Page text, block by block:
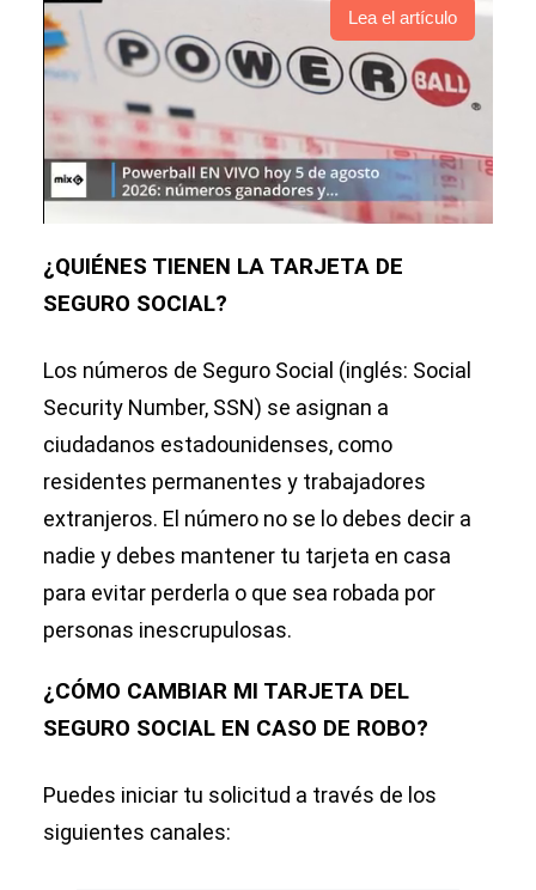
Lea el artículo
¿QUIÉNES TIENEN LA TARJETA DE
SEGURO SOCIAL?
Los números de Seguro Social (inglés: Social
Security Number, SSN) se asignan a
ciudadanos estadounidenses, como
residentes permanentes y trabajadores
extranjeros. El número no se lo debes decir a
nadie y debes mantener tu tarjeta en casa
para evitar perderla o que sea robada por
personas inescrupulosas.
¿CÓMO CAMBIAR MI TARJETA DEL
SEGURO SOCIAL EN CASO DE ROBO?
Puedes iniciar tu solicitud a través de los
siguientes canales: